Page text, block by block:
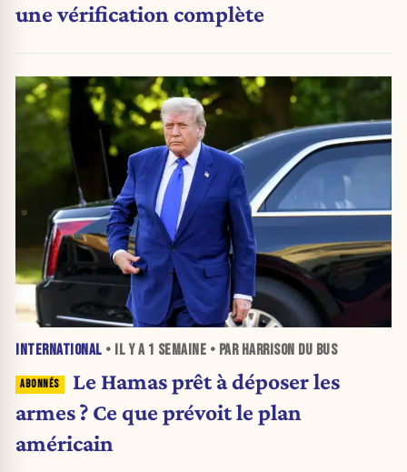
une vérification complète
INTERNATIONAL • IL Y A 1 SEMAINE • PAR HARRISON DU BUS
Le Hamas prêt à déposer les
armes ? Ce que prévoit le plan
américain